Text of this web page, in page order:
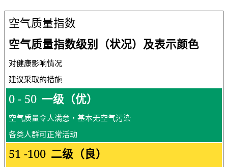
空气质量指数
空气质量指数级别（状况）及表示颜色
对健康影响情况
建议采取的措施
0 - 50 一级（优）
空气质量令人满意，基本无空气污染
各类人群可正常活动
51 -100 二级（良）